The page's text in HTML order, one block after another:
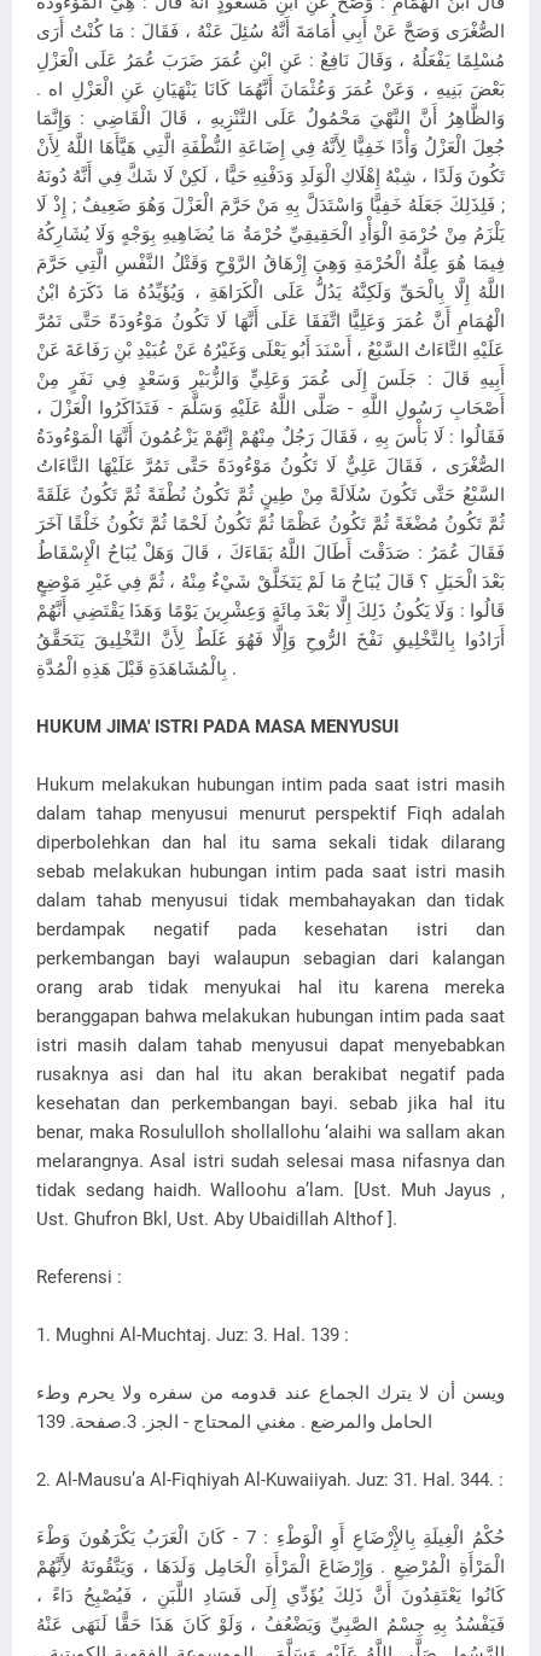
الصُّغْرَى وَصَحَّ عَنْ أَبِي أُمَامَةَ أَنَّهُ سُئِلَ عَنْهُ ، فَقَالَ : مَا كُنْتُ أَرَى
مُسْلِمًا يَفْعَلُهُ ، وَقَالَ نَافِعٌ : عَنِ ابْنِ عُمَرَ ضَرَبَ عُمَرُ عَلَى الْعَزْلِ
بَعْضَ بَنِيهِ ، وَعَنْ عُمَرَ وَعُثْمَانَ أَنَّهُمَا كَانَا يَنْهَيَانِ عَنِ الْعَزْلِ اه .
وَالظَّاهِرُ أَنَّ النَّهْيَ مَحْمُولٌ عَلَى التَّنْزِيهِ ، قَالَ الْقَاضِي : وَإِنَّمَا
جُعِلَ الْعَزْلُ وَأْدًا خَفِيًّا لِأَنَّهُ فِي إِضَاعَةِ النُّطْفَةِ الَّتِي هَيَّأَهَا اللَّهُ لِأَنْ
تَكُونَ وَلَدًا ، شِبْهُ إِهْلَاكِ الْوَلَدِ وَدَفْنِهِ حَيًّا ، لَكِنْ لَا شَكَّ فِي أَنَّهُ دُونَهُ
; فَلِذَلِكَ جَعَلَهُ خَفِيًّا وَاسْتَدَلَّ بِهِ مَنْ حَرَّمَ الْعَزْلَ وَهُوَ ضَعِيفٌ ; إِذْ لَا
يَلْزَمُ مِنْ حُرْمَةِ الْوَأْدِ الْحَقِيقِيِّ حُرْمَةُ مَا يُضَاهِيهِ بِوَجْهٍ وَلَا يُشَارِكُهُ
فِيمَا هُوَ عِلَّةُ الْحُرْمَةِ وَهِيَ إِزْهَاقُ الرَّوْحِ وَقَتْلُ النَّفْسِ الَّتِي حَرَّمَ
اللَّهُ إِلَّا بِالْحَقِّ وَلَكِنَّهُ يَدُلُّ عَلَى الْكَرَاهَةِ ، وَيُؤَيِّدُهُ مَا ذَكَرَهُ ابْنُ
الْهُمَامِ أَنَّ عُمَرَ وَعَلِيًّا اتَّفَقَا عَلَى أَنَّهَا لَا تَكُونُ مَوْءُودَةً حَتَّى تَمُرَّ
عَلَيْهِ التَّاءَاتُ السَّبْعُ ، أَسْنَدَ أَبُو يَعْلَى وَغَيْرُهُ عَنْ عُبَيْدِ بْنِ رَفَاعَةَ عَنْ
أَبِيهِ قَالَ : جَلَسَ إِلَى عُمَرَ وَعَلِيٍّ وَالزُّبَيْرِ وَسَعْدٍ فِي نَفَرٍ مِنْ
أَصْحَابِ رَسُولِ اللَّهِ - صَلَّى اللَّهُ عَلَيْهِ وَسَلَّمَ - فَتَذَاكَرُوا الْعَزْلَ ،
فَقَالُوا : لَا بَأْسَ بِهِ ، فَقَالَ رَجُلٌ مِنْهُمْ إِنَّهُمْ يَزْعُمُونَ أَنَّهَا الْمَوْءُودَةُ
الصُّغْرَى ، فَقَالَ عَلِيٌّ لَا تَكُونُ مَوْءُودَةً حَتَّى تَمُرَّ عَلَيْهَا التَّاءَاتُ
السَّبْعُ حَتَّى تَكُونَ سُلَالَةً مِنْ طِينٍ ثُمَّ تَكُونُ نُطْفَةً ثُمَّ تَكُونُ عَلَقَةً
ثُمَّ تَكُونُ مُضْغَةً ثُمَّ تَكُونُ عَظْمًا ثُمَّ تَكُونُ لَحْمًا ثُمَّ تَكُونُ خَلْقًا آخَرَ
فَقَالَ عُمَرُ : صَدَقْتَ أَطَالَ اللَّهُ بَقَاءَكَ ، قَالَ وَهَلْ يُبَاحُ الْإِسْقَاطُ
بَعْدَ الْحَبَلِ ؟ قَالَ يُبَاحُ مَا لَمْ يَتَخَلَّقْ شَيْءٌ مِنْهُ ، ثُمَّ فِي غَيْرِ مَوْضِعٍ
قَالُوا : وَلَا يَكُونُ ذَلِكَ إِلَّا بَعْدَ مِائَةٍ وَعِشْرِينَ يَوْمًا وَهَذَا يَقْتَضِي أَنَّهُمْ
أَرَادُوا بِالتَّخْلِيقِ نَفْخَ الرُّوحِ وَإِلَّا فَهُوَ غَلَطٌ لِأَنَّ التَّخْلِيقَ يَتَحَقَّقُ
بِالْمُشَاهَدَةِ قَبْلَ هَذِهِ الْمُدَّةِ .
HUKUM JIMA' ISTRI PADA MASA MENYUSUI
Hukum melakukan hubungan intim pada saat istri masih
dalam tahap menyusui menurut perspektif Fiqh adalah
diperbolehkan dan hal itu sama sekali tidak dilarang
sebab melakukan hubungan intim pada saat istri masih
dalam tahab menyusui tidak membahayakan dan tidak
berdampak negatif pada kesehatan istri dan
perkembangan bayi walaupun sebagian dari kalangan
orang arab tidak menyukai hal itu karena mereka
beranggapan bahwa melakukan hubungan intim pada saat
istri masih dalam tahab menyusui dapat menyebabkan
rusaknya asi dan hal itu akan berakibat negatif pada
kesehatan dan perkembangan bayi. sebab jika hal itu
benar, maka Rosululloh shollallohu ‘alaihi wa sallam akan
melarangnya. Asal istri sudah selesai masa nifasnya dan
tidak sedang haidh. Walloohu a’lam. [Ust. Muh Jayus ,
Ust. Ghufron Bkl, Ust. Aby Ubaidillah Althof ].
Referensi :
1. Mughni Al-Muchtaj. Juz: 3. Hal. 139 :
ويسن أن لا يترك الجماع عند قدومه من سفره ولا يحرم وطء
الحامل والمرضع . مغني المحتاج - الجز. 3.صفحة. 139
2. Al-Mausu’a Al-Fiqhiyah Al-Kuwaiiyah. Juz: 31. Hal. 344. :
حُكْمُ الْغِيلَةِ بِالإِْرْضَاعِ أَوِ الْوَطْءِ : 7 - كَانَ الْعَرَبُ يَكْرَهُونَ وَطْءَ
الْمَرْأَةِ الْمُرْضِعِ . وَإِرْضَاعَ الْمَرْأَةِ الْحَامِل وَلَدَهَا ، وَيَتَّقُونَهُ لأَِنَّهُمْ
كَانُوا يَعْتَقِدُونَ أَنَّ ذَلِكَ يُؤَدِّي إِلَى فَسَادِ اللَّبَنِ ، فَيُصْبِحُ دَاءً ،
فَيَفْسُدُ بِهِ جِسْمُ الصَّبِيِّ وَيَضْعُفُ ، وَلَوْ كَانَ هَذَا حَقًّا لَنَهَى عَنْهُ